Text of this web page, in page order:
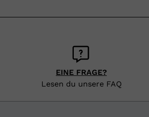
EINE FRAGE?
Lesen du unsere FAQ